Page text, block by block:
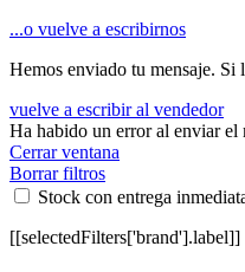
...o vuelve a escribirnos
Hemos enviado tu mensaje. Si
vuelve a escribir al vendedor
Ha habido un error al enviar el
Cerrar ventana
Borrar filtros
Stock con entrega
[[selectedFilters['brand'].label]]